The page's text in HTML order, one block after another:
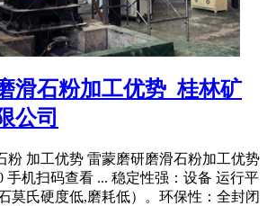
滑石粉加工优势_桂林矿
公司
粉 加工优势 雷蒙磨研磨滑石粉加工优势
手机扫码查看 ... 稳定性强：设备 运行平
莫氏硬度低,磨耗低）。环保性：全封闭